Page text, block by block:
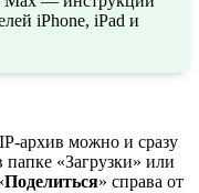
iPhone, iPad и
архив можно и сразу
папке «Загрузки» или
Поделиться» справа от